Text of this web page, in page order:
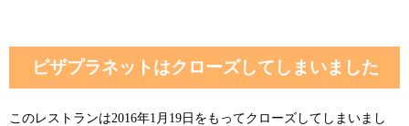
ピザプラネットはクローズしてしまいました
このレストランは2016年1月19日をもってクローズしてしまいまし